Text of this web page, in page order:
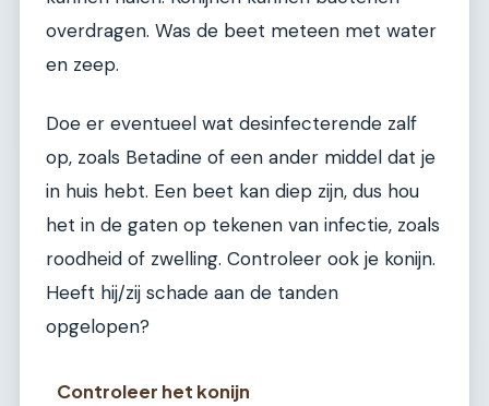
overdragen. Was de beet meteen met water
en zeep.
Doe er eventueel wat desinfecterende zalf
op, zoals Betadine of een ander middel dat je
in huis hebt. Een beet kan diep zijn, dus hou
het in de gaten op tekenen van infectie, zoals
roodheid of zwelling. Controleer ook je konijn.
Heeft hij/zij schade aan de tanden
opgelopen?
Controleer het konijn